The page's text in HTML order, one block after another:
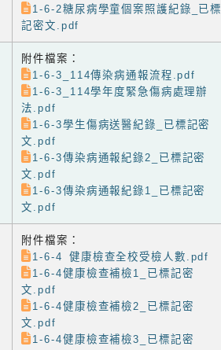
1-6-2糖尿病學童個案照護紀錄_已標
記密文.pdf
附件檔案：
1-6-3_114傳染病通報流程.pdf
1-6-3_114學年度緊急傷病處理辦
法.pdf
1-6-3學生傷病送醫紀錄_已標記密
文.pdf
1-6-3傳染病通報紀錄2_已標記密
文.pdf
1-6-3傳染病通報紀錄1_已標記密
文.pdf
附件檔案：
1-6-4 健康檢查全校受檢人數.pdf
1-6-4健康檢查補檢1_已標記密
文.pdf
1-6-4健康檢查補檢2_已標記密
文.pdf
1-6-4健康檢查補檢3_已標記密